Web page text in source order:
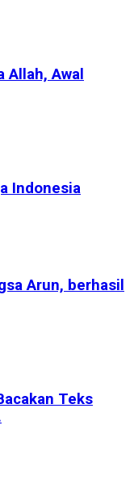
Allah, Awal
Indonesia
Arun, berhasil
Teks